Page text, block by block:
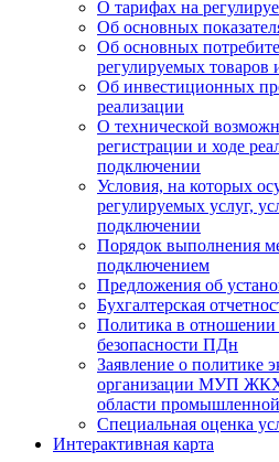
О тарифах на
Об основных
Об основных
регулируемых товаров
Об инвестиционных
реализации
О технической
регистрации и ходе
подключении
Условия, на которых
регулируемых услуг,
подключении
Порядок выполнения
подключением
Предложения об
Бухгалтерская
Политика в отношении
безопасности ПДн
Заявление о политике
организации МУП ЖКХ
области промышленной
Специальная оценка
Интерактивная карта